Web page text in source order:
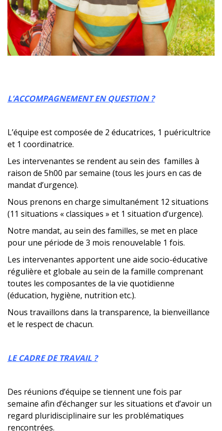
L’ACCOMPAGNEMENT EN QUESTION ?
L’équipe est composée de 2 éducatrices, 1 puéricultrice
et 1 coordinatrice.
Les intervenantes se rendent au sein des familles à
raison de 5h00 par semaine (tous les jours en cas de
mandat d’urgence).
Nous prenons en charge simultanément 12 situations
(11 situations « classiques » et 1 situation d’urgence).
Notre mandat, au sein des familles, se met en place
pour une période de 3 mois renouvelable 1 fois.
Les intervenantes apportent une aide socio-éducative
régulière et globale au sein de la famille comprenant
toutes les composantes de la vie quotidienne
(éducation, hygiène, nutrition etc.).
Nous travaillons dans la transparence, la bienveillance
et le respect de chacun.
LE CADRE DE TRAVAIL ?
Des réunions d’équipe se tiennent une fois par
semaine afin d’échanger sur les situations et d’avoir un
regard pluridisciplinaire sur les problématiques
rencontrées.